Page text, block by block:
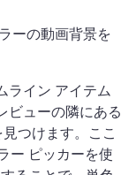
ーの動画背景を
ライン アイテム
ビューの隣にある
つけます。 ここ
ー ピッカーを使